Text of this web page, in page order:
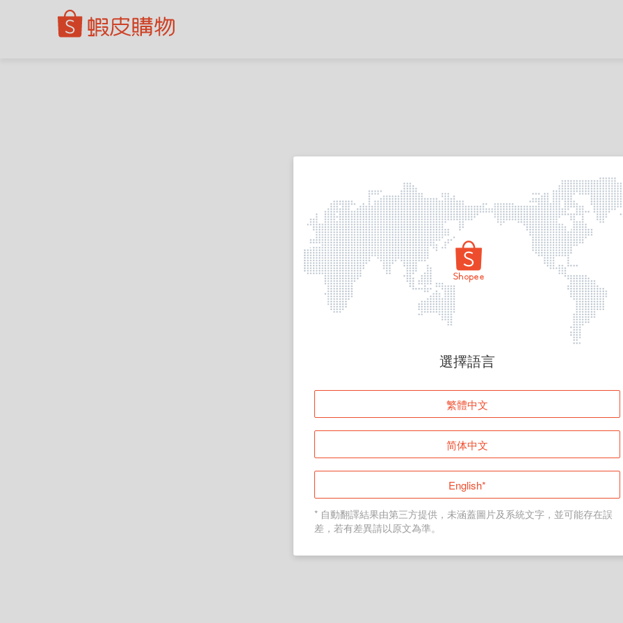
頁面無法顯示
登入
返回首頁
選擇語言
繁體中文
简体中文
English*
* 自動翻譯結果由第三方提供，未涵蓋圖片及系統文字，並可能存在誤
差，若有差異請以原文為準。